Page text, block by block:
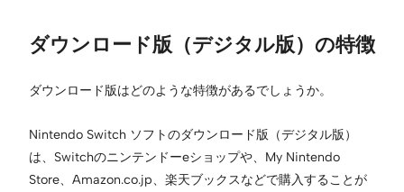
ダウンロード版（デジタル版）の特徴
ダウンロード版はどのような特徴があるでしょうか。
Nintendo Switch ソフトのダウンロード版（デジタル版）
は、Switchのニンテンドーeショップや、My Nintendo
Store、Amazon.co.jp、楽天ブックスなどで購入することが